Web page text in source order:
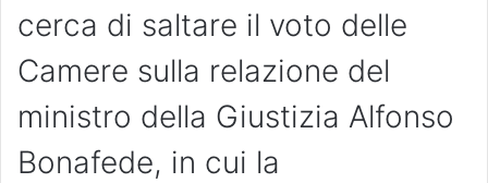
cerca di saltare il voto delle
Camere sulla relazione del
ministro della Giustizia Alfonso
Bonafede, in cui la